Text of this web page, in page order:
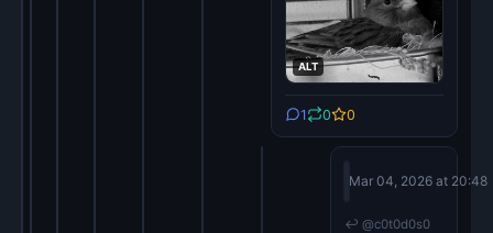
ALT
1 0 0
@c0t0d0s0
Mar 04, 2026 at 20:48
↩ @c0t0d0s0